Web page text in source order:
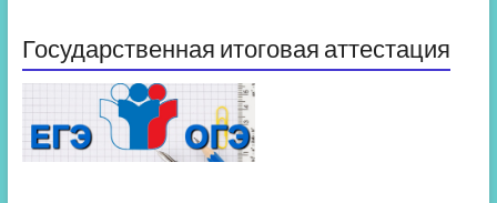
Государственная итоговая аттестация